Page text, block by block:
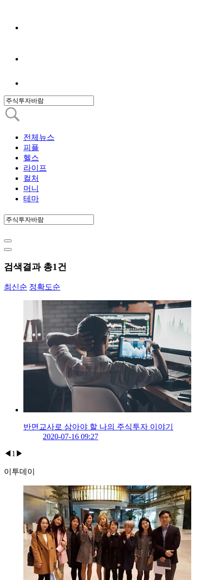
전체뉴스
피플
헬스
라이프
컬처
머니
테마
검색결과 총1건
최신순 정확도순
반면교사로 삼아야 할 나의 주식투자 이야기
2020-07-16 09:27
◀ 1 ▶
이투데이